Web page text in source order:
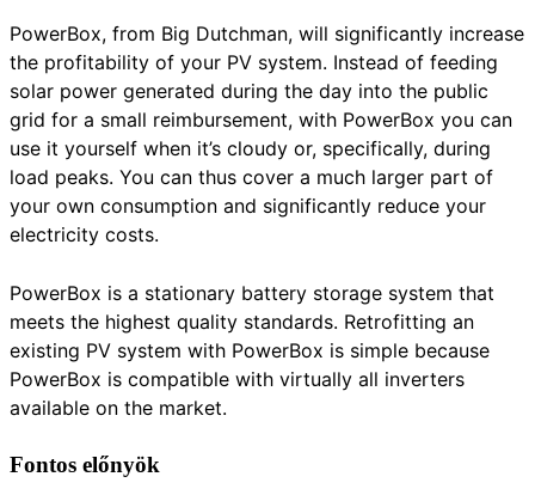
PowerBox, from Big Dutchman, will significantly increase
the profitability of your PV system. Instead of feeding
solar power generated during the day into the public
grid for a small reimbursement, with PowerBox you can
use it yourself when it’s cloudy or, specifically, during
load peaks. You can thus cover a much larger part of
your own consumption and significantly reduce your
electricity costs.
PowerBox is a stationary battery storage system that
meets the highest quality standards. Retrofitting an
existing PV system with PowerBox is simple because
PowerBox is compatible with virtually all inverters
available on the market.
Fontos előnyök